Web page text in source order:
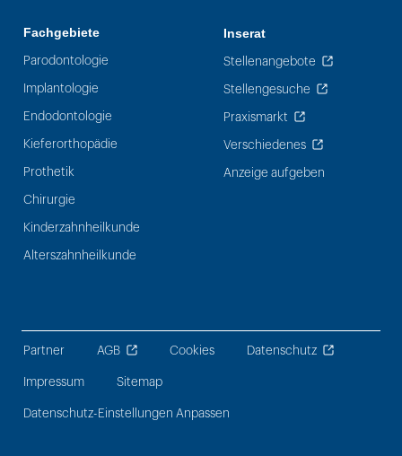
Fachgebiete
Parodontologie
Implantologie
Endodontologie
Kieferorthopädie
Prothetik
Chirurgie
Kinderzahnheilkunde
Alterszahnheilkunde
Inserat
Stellenangebote
Stellengesuche
Praxismarkt
Verschiedenes
Anzeige aufgeben
Partner AGB Cookies Datenschutz
Impressum Sitemap
Datenschutz-Einstellungen Anpassen